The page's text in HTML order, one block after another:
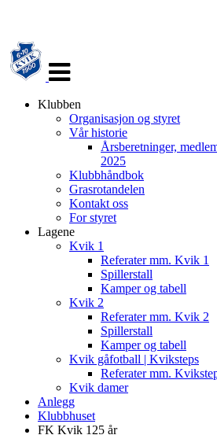
navigasjon
Klubben
Organisasjon og styret
Vår historie
Årsberetninger,
2025
Klubbhåndbok
Grasrotandelen
Kontakt oss
For styret
Lagene
Kvik 1
Referater mm. Kvik 1
Spillerstall
Kamper og tabell
Kvik 2
Referater mm. Kvik 2
Spillerstall
Kamper og tabell
Kvik gåfotball | Kviksteps
Referater mm.
Kvik damer
Anlegg
Klubbhuset
FK Kvik 125 år